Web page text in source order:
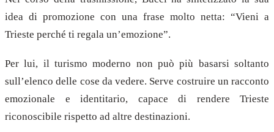
idea di promozione con una frase molto netta: “Vieni a
Trieste perché ti regala un’emozione”.
Per lui, il turismo moderno non può più basarsi soltanto
sull’elenco delle cose da vedere. Serve costruire un racconto
emozionale e identitario, capace di rendere Trieste
riconoscibile rispetto ad altre destinazioni.